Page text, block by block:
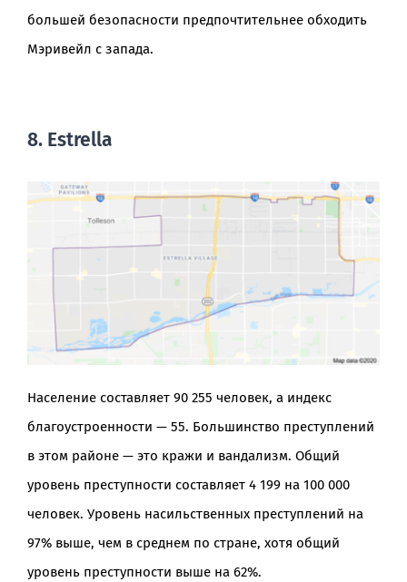
большей безопасности предпочтительнее обходить
Мэривейл с запада.
8. Estrella
Население составляет 90 255 человек, а индекс
благоустроенности — 55. Большинство преступлений
в этом районе — это кражи и вандализм. Общий
уровень преступности составляет 4 199 на 100 000
человек. Уровень насильственных преступлений на
97% выше, чем в среднем по стране, хотя общий
уровень преступности выше на 62%.